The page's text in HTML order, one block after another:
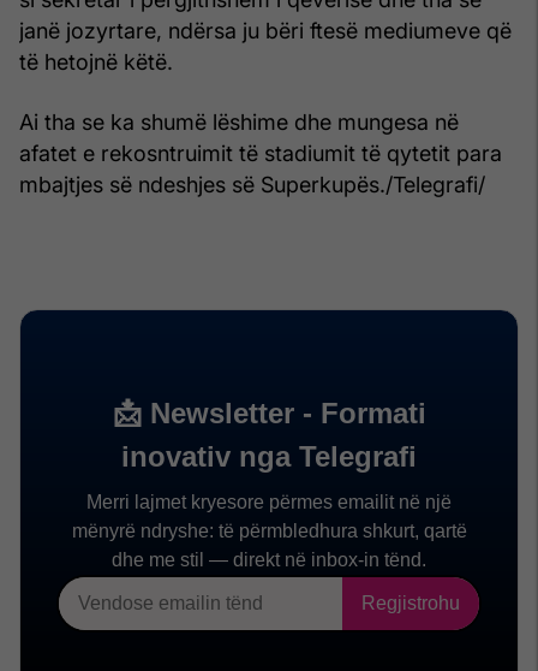
janë jozyrtare, ndërsa ju bëri ftesë mediumeve që
të hetojnë këtë.
Ai tha se ka shumë lëshime dhe mungesa në
afatet e rekosntruimit të stadiumit të qytetit para
mbajtjes së ndeshjes së Superkupës./Telegrafi/